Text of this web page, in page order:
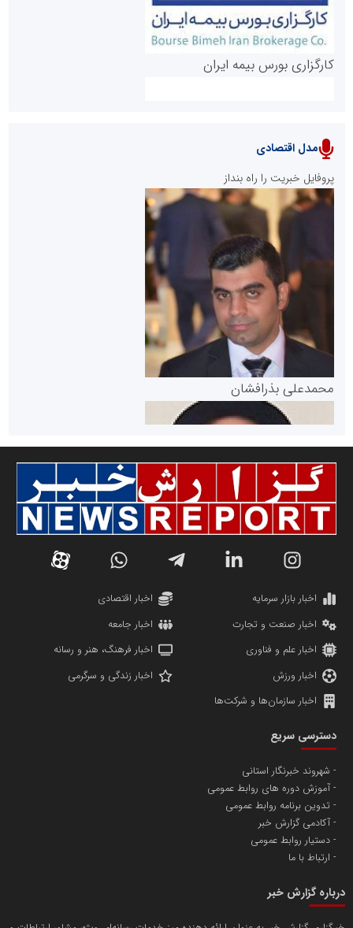
پایگاه خبری نهضت ملی مسکن
پایگاه خبری گفتمان یزد
دانشگاه سئوی ایران
پایگاه اطلاع رسانی اعتلای نهادهای مردمی
کارگزاری بورس بیمه ایران
سازمان بورس و اوراق بهادار
مرجع اخبار موثق در بازارسرمایه
سازمان صنعت،معدن و تجارت
تامین آهن اسفنجی تولیدکنندگان فولاد در کشور
مدل اقتصادی
پروفایل خبریت را راه بنداز
محمدعلی بذرافشان
مریم حاج نوروز نظری
مسعودصادقی
اخبار بازار سرمایه
اخبار اقتصادی
اخبار صنعت و تجارت
اخبار جامعه
اخبار علم و فناوری
اخبار فرهنگ، هنر و رسانه
اخبار ورزش
اخبار زندگی و سرگرمی
اخبار سازمان‌ها و شرکت‌ها
دسترسی سریع
شهروند خبرنگار استانی
آموزش دوره های روابط عمومی
تدوین برنامه روابط عمومی
آکادمی گزارش خبر
دستیار روابط عمومی
ارتباط با ما
درباره گزارش خبر